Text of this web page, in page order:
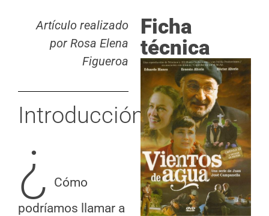
Artículo realizado
por Rosa Elena
Figueroa
Introducción
¿
Cómo
podríamos llamar a
Ficha
técnica